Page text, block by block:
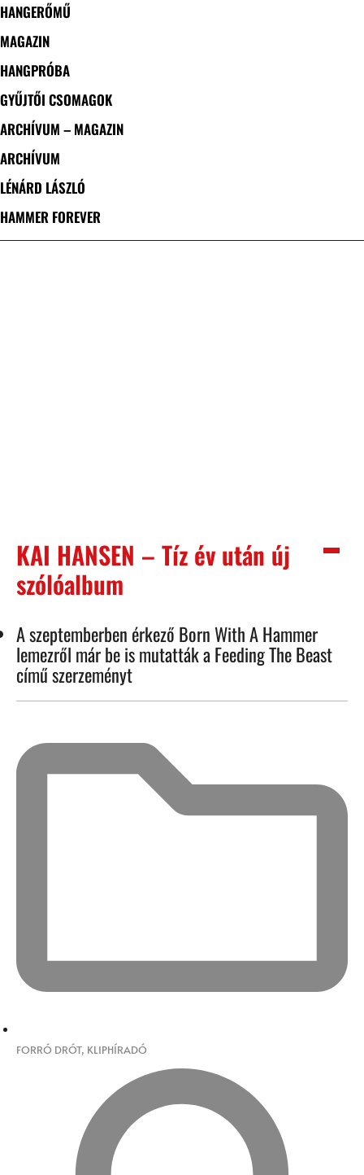
HANGERŐMŰ
MAGAZIN
HANGPRÓBA
GYŰJTŐI CSOMAGOK
ARCHÍVUM – MAGAZIN
ARCHÍVUM
LÉNÁRD LÁSZLÓ
HAMMER FOREVER
KAI HANSEN – Tíz év után új
szólóalbum
A szeptemberben érkező Born With A Hammer
lemezről már be is mutatták a Feeding The Beast
című szerzeményt
FORRÓ DRÓT, KLIPHÍRADÓ